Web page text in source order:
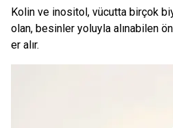
Kolin ve inositol, vücutta birçok
olan, besinler yoluyla alınabilen
er alır.